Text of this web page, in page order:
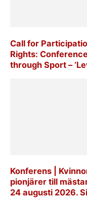
Call for
Rights:
through Sport –
Konferens |
pionjärer till
24 augusti 2026.